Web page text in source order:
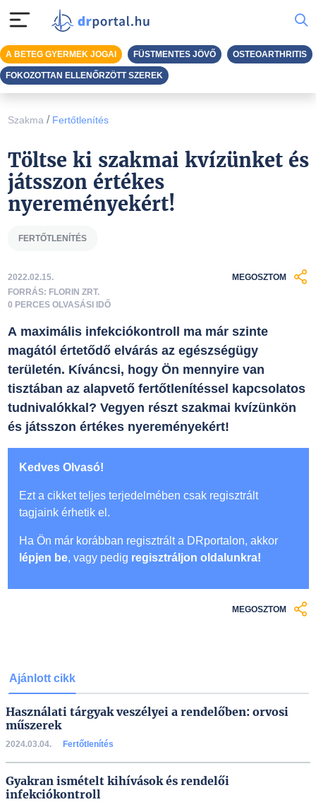
Szakma / Fertőtlenítés
Töltse ki szakmai kvízünket és
játsszon értékes
nyereményekért!
FERTŐTLENÍTÉS
2022.02.15.
FORRÁS: FLORIN ZRT.
0 PERCES OLVASÁSI IDŐ
MEGOSZTOM
A maximális infekciókontroll ma már szinte
magától értetődő elvárás az egészségügy
területén. Kíváncsi, hogy Ön mennyire van
tisztában az alapvető fertőtlenítéssel kapcsolatos
tudnivalókkal? Vegyen részt szakmai kvízünkön
és játsszon értékes nyereményekért!
Kedves Olvasó!
Ezt a cikket teljes terjedelmében csak regisztrált
tagjaink érhetik el.
Ha Ön már korábban regisztrált a DRportalon, akkor
lépjen be, vagy pedig regisztráljon oldalunkra!
MEGOSZTOM
Ajánlott cikk
Használati tárgyak veszélyei a rendelőben: orvosi
műszerek
2024.03.04. Fertőtlenítés
Gyakran ismételt kihívások és rendelői
infekciókontroll
A BETEG GYERMEK JOGAI FÜSTMENTES JÖVŐ OSTEOARTHRITIS
FOKOZOTTAN ELLENŐRZÖTT SZEREK